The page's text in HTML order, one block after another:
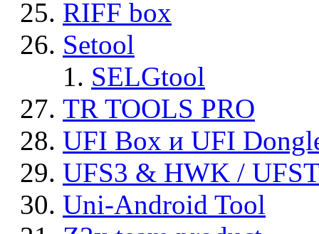
RIFF box
Setool
SELGtool
TR TOOLS PRO
UFI Box и UFI
UFS3 & HWK /
Uni-Android Tool